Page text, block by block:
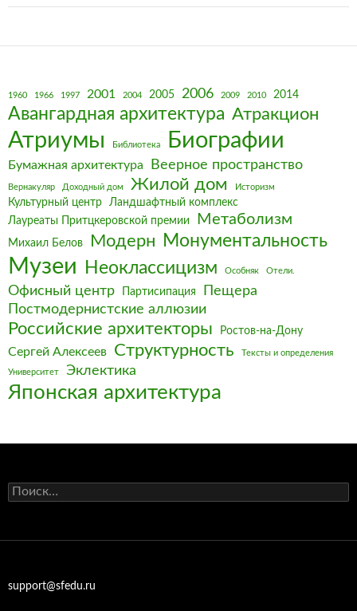
1960 1966 1997 2001 2004 2005 2006 2009 2010 2014
Авангардная архитектура Атракцион
Атриумы Библиотека Биографии
Бумажная архитектура Веерное пространство
Вернакуляр Доходный дом Жилой дом Историзм
Культурный центр
Ландшафтный комплекс
Лауреаты Притцкеровской премии
Метаболизм
Михаил Белов Модерн Монументальность
Музеи Неоклассицизм Особняк Отели.
Офисный центр Партисипация
Пещера
Постмодернистские аллюзии
Российские архитекторы Ростов-на-Дону
Сергей Алексеев Структурность Тексты и определения
Университет Эклектика
Японская архитектура
Найти:
support@sfedu.ru